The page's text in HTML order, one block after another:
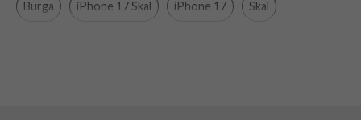
Material Hårdplast (PC), Mjukplast (TPU)
Burga iPhone 17 Skal iPhone 17 Skal